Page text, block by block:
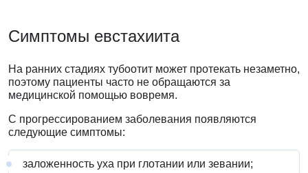
Симптомы евстахиита
На ранних стадиях тубоотит может протекать незаметно,
поэтому пациенты часто не обращаются за
медицинской помощью вовремя.
С прогрессированием заболевания появляются
следующие симптомы:
заложенность уха при глотании или зевании;